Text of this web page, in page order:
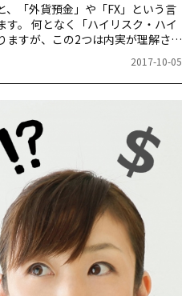
「外貨預金」や「FX」という言
。 何となく「ハイリスク・ハイ
ますが、この2つは内実が理解され
向があります。外貨預金やFXがど
得られるのか、「ハイリスク」と
今回の記事では、外貨預金やFX
ット、注意点をご説明します。 確
るのが外貨預金・FXです。知識
移すようにしましょう。これらの
悪感を抱くこと…
2017-10-05